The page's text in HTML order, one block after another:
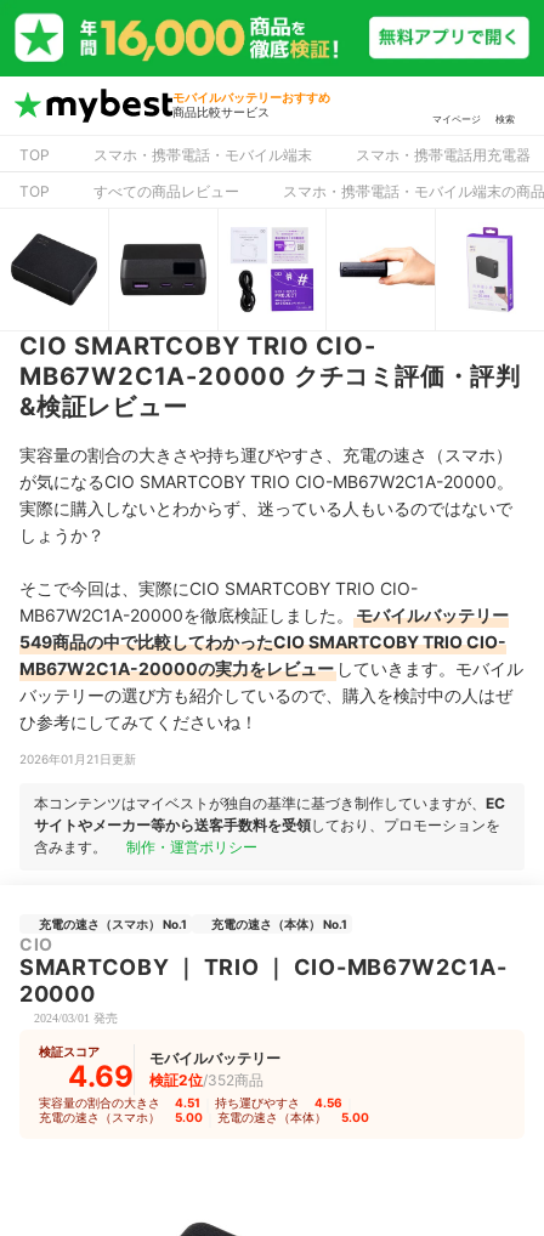
モバイルバッテリーおすすめ
商品比較サービス
マイページ 検索
TOP スマホ・携帯電話・モバイル端末
スマホ・携帯電話用充電器
TOP
すべての商品レビュー スマホ・携帯電話・モバイル端末の商
CIO SMARTCOBY TRIO CIO-
MB67W2C1A-20000 クチコミ評価・評判
&検証レビュー
実容量の割合の大きさや持ち運びやすさ、充電の速さ（スマホ）
が気になるCIO SMARTCOBY TRIO CIO-MB67W2C1A-20000。
実際に購入しないとわからず、迷っている人もいるのではないで
しょうか？
そこで今回は、実際にCIO SMARTCOBY TRIO CIO-
MB67W2C1A-20000を徹底検証しました。
モバイルバッテリー
549商品の中で比較してわかったCIO SMARTCOBY TRIO CIO-
MB67W2C1A-20000の実力をレビュー していきます。モバイル
バッテリーの選び方も紹介しているので、購入を検討中の人はぜ
ひ参考にしてみてくださいね！
2026年01月21日更新
本コンテンツはマイベストが独自の基準に基づき制作していますが、 EC
サイトやメーカー等から送客手数料を受領しており、プロモーションを
含みます。
制作・運営ポリシー
充電の速さ（スマホ） No.1 充電の速さ（本体） No.1
CIO
SMARTCOBY TRIO
CIO-MB67W2C1A-
20000
2024/03/01 発売
検証スコア
4.69
モバイルバッテリー
検証2位/352商品
実容量の割合の大きさ 4.51 持ち運びやすさ 4.56
充電の速さ（スマホ） 5.00 充電の速さ（本体） 5.00